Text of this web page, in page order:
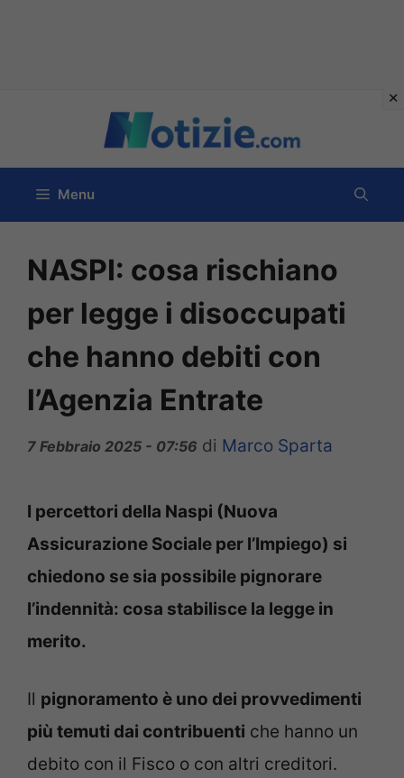
contenuto
Menu
NASPI: cosa rischiano
per legge i disoccupati
che hanno debiti con
l’Agenzia Entrate
7 Febbraio 2025 - 07:56 di Marco Sparta
I percettori della Naspi (Nuova
Assicurazione Sociale per l’Impiego) si
chiedono se sia possibile pignorare
l’indennità: cosa stabilisce la legge in
merito.
Il pignoramento è uno dei provvedimenti
più temuti dai contribuenti che hanno un
debito con il Fisco o con altri creditori.